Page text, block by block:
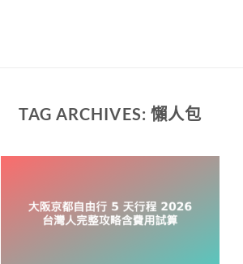
TAG ARCHIVES: 懶人包